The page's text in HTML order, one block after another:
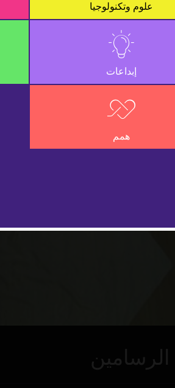
علوم وتكنولوجيا
إبداعات
همم